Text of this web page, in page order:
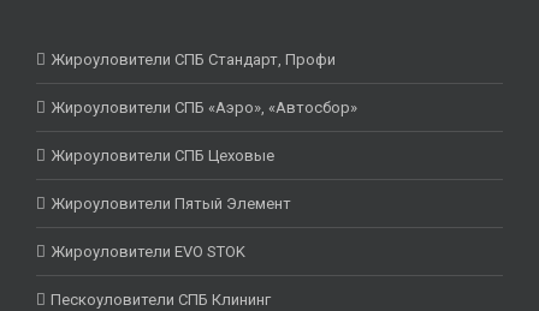
Жироуловители СПБ Стандарт, Профи
Жироуловители СПБ «Аэро», «Автосбор»
Жироуловители СПБ Цеховые
Жироуловители Пятый Элемент
Жироуловители EVO STOK
Пескоуловители СПБ Клининг